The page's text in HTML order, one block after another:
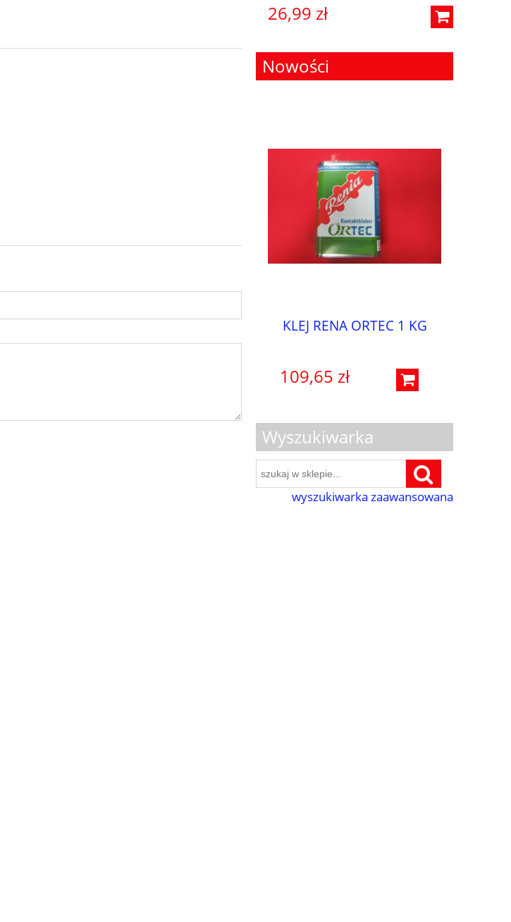
26,99 zł
Nowości
KLEJ RENA ORTEC 1 KG
109,65 zł
Wyszukiwarka
wyszukiwarka zaawansowana